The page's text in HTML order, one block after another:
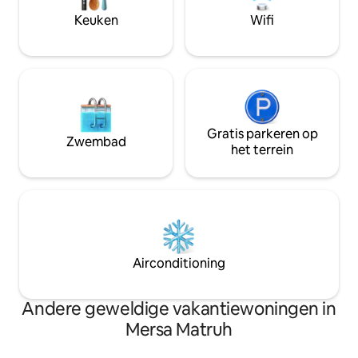
verblijf bij ons en
luxe.
Keuken Wifi
Zwembad
Gratis parkeren op
het terrein
Airconditioning
Andere geweldige vakantiewoningen in
Mersa Matruh